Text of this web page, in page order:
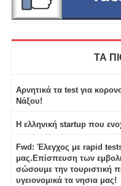
ΤΑ
Αρνητικά τα test για
Νάξου!
Η ελληνική startup που
Fwd: Έλεγχος με rapid
μας.Επίσπευση των
σώσουμε την τουριστική
υγειονομικά τα νησια μας!